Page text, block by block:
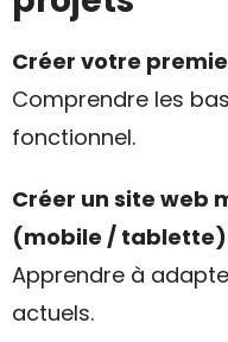
Créer votre
Comprendre les
fonctionnel.
Créer un site web
(mobile / tablette)
Apprendre à
actuels.